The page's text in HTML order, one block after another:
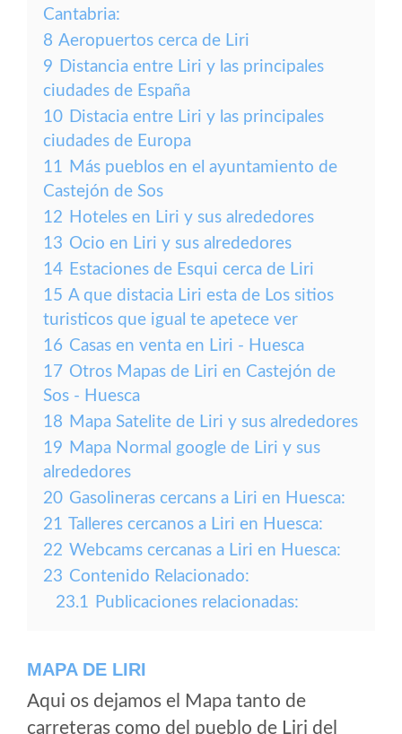
Cantabria:
8 Aeropuertos cerca de Liri
9 Distancia entre Liri y las principales
ciudades de España
10 Distacia entre Liri y las principales
ciudades de Europa
11 Más pueblos en el ayuntamiento de
Castejón de Sos
12 Hoteles en Liri y sus alrededores
13 Ocio en Liri y sus alrededores
14 Estaciones de Esqui cerca de Liri
15 A que distacia Liri esta de Los sitios
turisticos que igual te apetece ver
16 Casas en venta en Liri - Huesca
17 Otros Mapas de Liri en Castejón de
Sos - Huesca
18 Mapa Satelite de Liri y sus alrededores
19 Mapa Normal google de Liri y sus
alrededores
20 Gasolineras cercans a Liri en Huesca:
21 Talleres cercanos a Liri en Huesca:
22 Webcams cercanas a Liri en Huesca:
23 Contenido Relacionado:
23.1 Publicaciones relacionadas:
MAPA DE LIRI
Aqui os dejamos el Mapa tanto de
carreteras como del pueblo de Liri del